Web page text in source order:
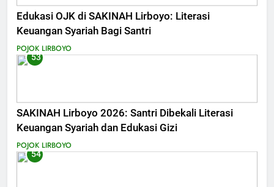
Edukasi OJK di SAKINAH Lirboyo: Literasi
Keuangan Syariah Bagi Santri
POJOK LIRBOYO
53
SAKINAH Lirboyo 2026: Santri Dibekali Literasi
Keuangan Syariah dan Edukasi Gizi
POJOK LIRBOYO
54